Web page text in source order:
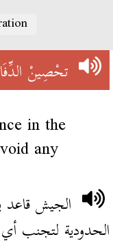
تحْصِينْ
in the
any
الجيش
الحدودية لتجنب